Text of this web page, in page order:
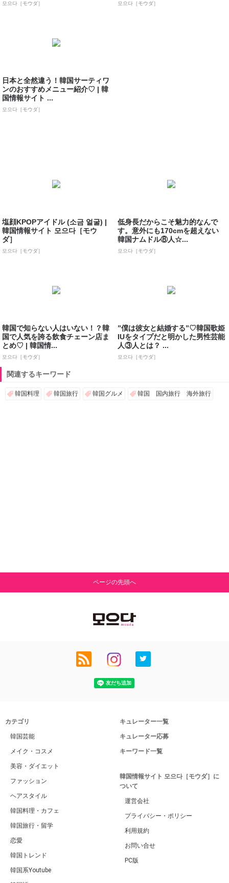
모으다［モウダ］ 모으다［モウダ］
日本と全然違う！韓国サーティワ
ンのおすすめメニュー紹介♡ | 韓
国情報サイト ...
모으다［モウダ］
塩顔KPOPアイドル (소금 얼굴) |
韓国情報サイト 모으다［モウ
ダ］
모으다［モウダ］
低身長だからこそ魅力的なんで
す。意外にも170cmを超えない
韓国ナムドル⑧人☆...
모으다［モウダ］
韓国で知らない人はいない！？韓
国で人気を誇る飲食チェーン店ま
とめ♡ | 韓国情...
모으다［モウダ］
”僕は彼女と結婚する”♡韓国歌姫
IUをタイプだと明かした男性芸能
人③人とは？ ...
모으다［モウダ］
関連するキーワード
韓国料理 韓国旅行 韓国グルメ 韓国 国内旅行 海外旅行
ページの先頭へ
カテゴリ
韓国芸能
メイク・コスメ
美容・ダイエット
ファッション
ヘアスタイル
韓国料理・カフェ
韓国旅行・留学
恋愛
韓国トレンド
韓国系Youtube
キュレーター一覧
キュレーター応募
キーワード一覧
韓国情報サイト 모으다［モウダ］に
ついて
運営会社
プライバシー・ポリシー
利用規約
お問い合せ
PC版